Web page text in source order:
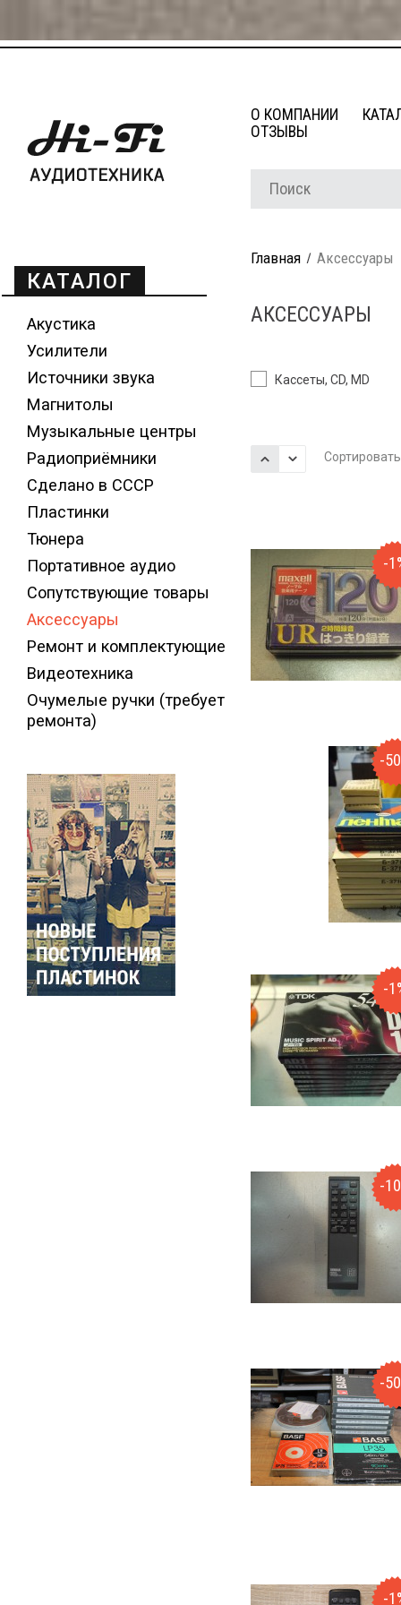
О КОМПАНИИ
ОТЗЫВЫ
КАТАЛОГ
Акустика
Усилители
Источники звука
Магнитолы
Музыкальные центры
Радиоприёмники
Сделано в СССР
Пластинки
Тюнера
Портативное аудио
Сопутствующие товары
Аксессуары
Ремонт и комплектующие
Видеотехника
Очумелые ручки (требует
ремонта)
Главная Аксессуары
АКСЕССУАРЫ
Кассеты, CD, MD
-
-
-
-
-
-